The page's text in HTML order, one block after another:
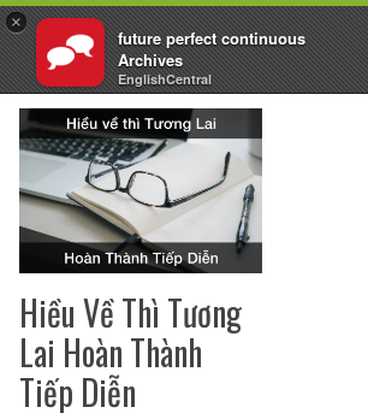
×
future perfect continuous
Archives
EnglishCentral
Đăng nhập
Chuyển
đến
nội
dung
Hiều Về Thì Tương
Lai Hoàn Thành
Tiếp Diễn